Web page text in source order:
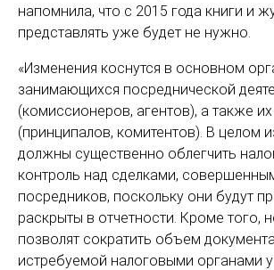
напомнила, что с 2015 года книги и
представлять уже будет не нужно.
«Изменения коснутся в основном
занимающихся посреднической
(комиссионеров, агентов), а также
(принципалов, комитентов). В целом
должны существенно облегчить
контроль над сделками,
посредников, поскольку они будут
раскрыты в отчетности. Кроме того,
позволят сократить объем
истребуемой налоговыми органами у